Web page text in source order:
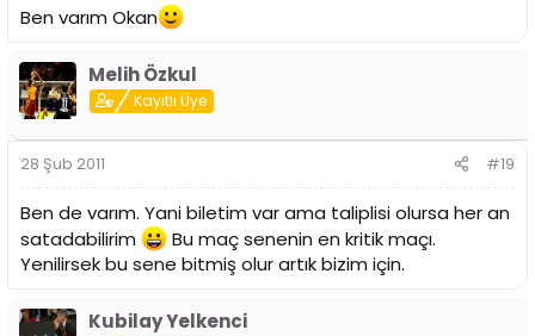
Ben varım Okan
Melih Özkul
Kayıtlı Üye
28 Şub 2011 #19
Ben de varım. Yani biletim var ama taliplisi olursa her an
satadabilirim
Bu maç senenin en kritik maçı.
Yenilirsek bu sene bitmiş olur artık bizim için.
Kubilay Yelkenci